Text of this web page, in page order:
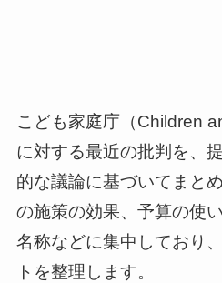
こども家庭庁（Children
に対する最近の批判を、
的な議論に基づいてまと
の施策の効果、予算の使
名称などに集中しており
トを整理します。